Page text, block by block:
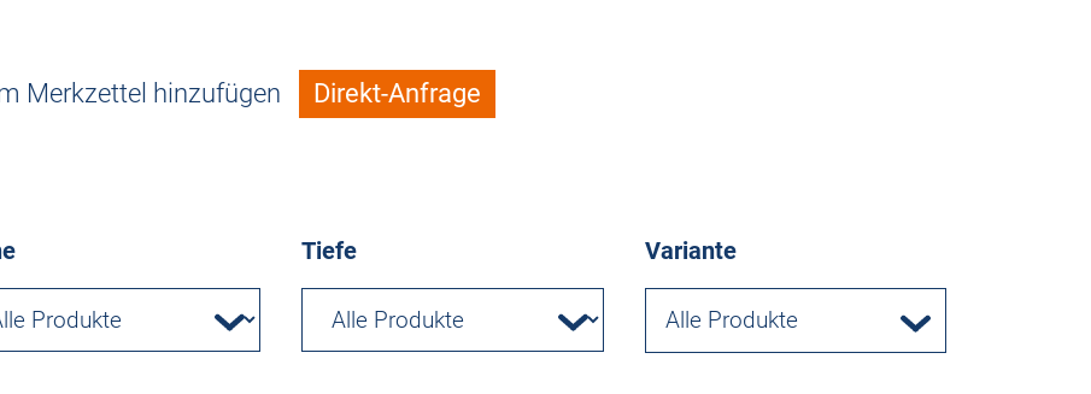
Merkzettel hinzufügen Direkt-Anfrage
Tiefe Variante
Alle Produkte